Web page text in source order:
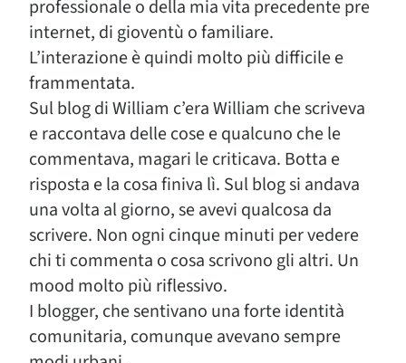
professionale o della mia vita precedente pre
internet, di gioventù o familiare.
L’interazione è quindi molto più difficile e
frammentata.
Sul blog di William c’era William che scriveva
e raccontava delle cose e qualcuno che le
commentava, magari le criticava. Botta e
risposta e la cosa finiva lì. Sul blog si andava
una volta al giorno, se avevi qualcosa da
scrivere. Non ogni cinque minuti per vedere
chi ti commenta o cosa scrivono gli altri. Un
mood molto più riflessivo.
I blogger, che sentivano una forte identità
comunitaria, comunque avevano sempre